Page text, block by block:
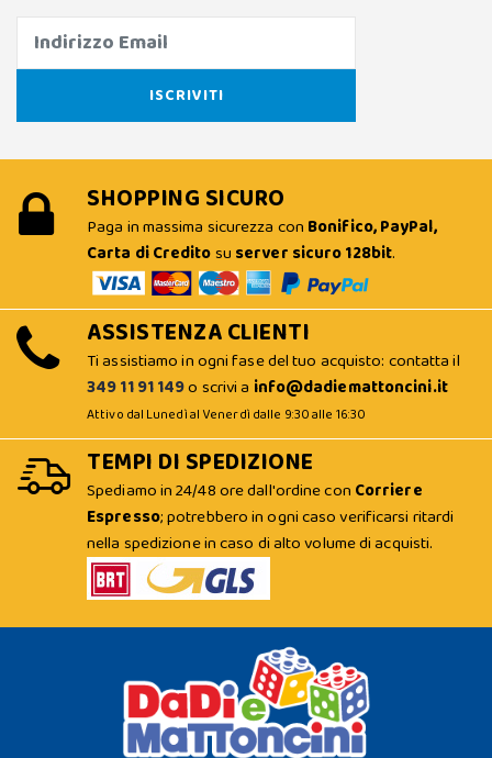
SHOPPING SICURO
Paga in massima sicurezza con Bonifico, PayPal,
Carta di Creditosu server sicuro 128bit.
ASSISTENZA CLIENTI
Ti assistiamo in ogni fase del tuo acquisto: contatta il
349 11 91 149o scrivi a info@dadiemattoncini.it
Attivo dal Lunedì al Venerdì dalle 9:30 alle 16:30
TEMPI DI SPEDIZIONE
Spediamo in 24/48 ore dall'ordine con Corriere
Espresso; potrebbero in ogni caso verificarsi ritardi
nella spedizione in caso di alto volume di acquisti.